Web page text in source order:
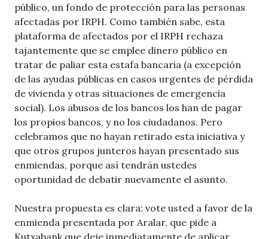
público, un fondo de protección para las personas
afectadas por IRPH. Como también sabe, esta
plataforma de afectados por el IRPH rechaza
tajantemente que se emplee dinero público en
tratar de paliar esta estafa bancaria (a excepción
de las ayudas públicas en casos urgentes de pérdida
de vivienda y otras situaciones de emergencia
social). Los abusos de los bancos los han de pagar
los propios bancos, y no los ciudadanos. Pero
celebramos que no hayan retirado esta iniciativa y
que otros grupos junteros hayan presentado sus
enmiendas, porque así tendrán ustedes
oportunidad de debatir nuevamente el asunto.
Nuestra propuesta es clara: vote usted a favor de la
enmienda presentada por Aralar, que pide a
Kutxabank que deje inmediatamente de aplicar